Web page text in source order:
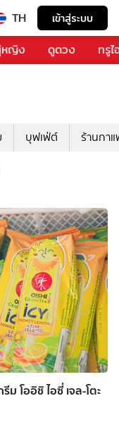
TH เข้าสู่ระบบ
ญิง ดูดวง ทรู
บุฟเฟ่ต์ ร้านกา
โออิชิ ไอซี่ เจล-โตะ